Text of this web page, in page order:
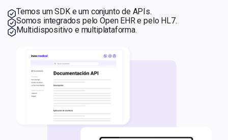
Temos um SDK e um conjunto de APIs.
Somos integrados pelo Open EHR e pelo HL7.
Multidispositivo e multiplataforma.